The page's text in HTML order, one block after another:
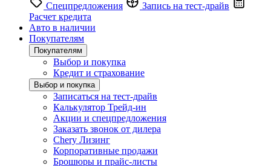
Спецпредложения
Запись на тест-драйв
Расчет кредита
Авто в наличии
Покупателям
Покупателям
Выбор и покупка
Кредит и страхование
Выбор и покупка
Записаться на тест-драйв
Калькулятор Трейд-ин
Акции и спецпредложения
Заказать звонок от дилера
Chery Лизинг
Корпоративные продажи
Брошюры и прайс-листы